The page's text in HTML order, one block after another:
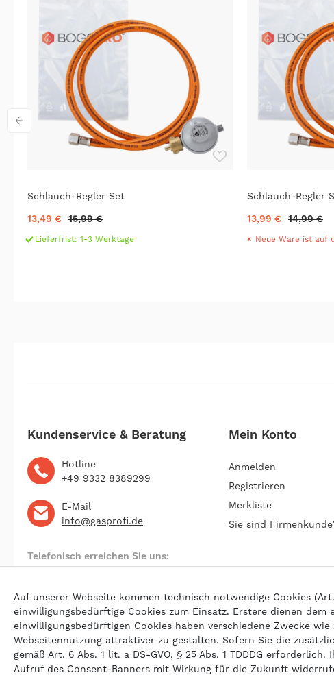
Schlauch-Regler Set
13,49 € 15,99 €
Lieferfrist: 1-3 Werktage
Schlauch-Regler
13,99 € 14,99 €
Neue Ware ist auf
Kundenservice & Beratung
Hotline
+49 9332 8389299
E-Mail
info@gasprofi.de
Telefonisch erreichen Sie uns:
Montag bis Freitag 09:00 bis 22:00 Uhr
Mein Konto
Anmelden
Registrieren
Merkliste
Sie sind
© 2026
Auf unserer Webseite kommen technisch notwendige Cookies (Art.
einwilligungsbedürftige Cookies zum Einsatz. Erstere dienen
einwilligungsbedürftigen Cookies haben verschiedene Zwecke
Webseitennutzung attraktiver zu gestalten. Sofern Sie die
gemäß Art. 6 Abs. 1 lit. a DS-GVO, § 25 Abs. 1 TDDDG
Aufruf des Consent-Banners mit Wirkung für die Zukunft